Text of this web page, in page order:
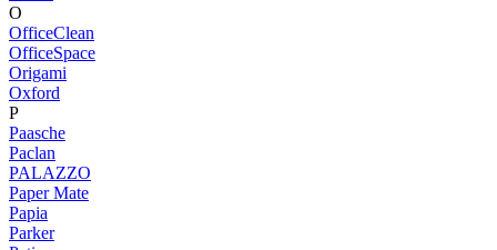
O
OfficeClean
OfficeSpace
Origami
Oxford
P
Paasche
Paclan
PALAZZO
Paper Mate
Papia
Parker